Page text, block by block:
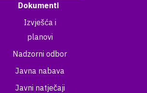
Dokumenti
Izvješća i
planovi
Nadzorni odbor
Javna nabava
Javni natječaji